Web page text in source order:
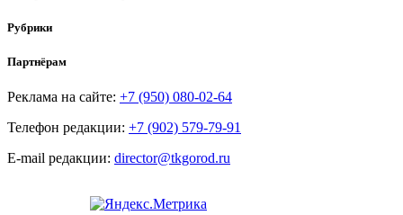
Рубрики
Партнёрам
Реклама на сайте: +7 (950) 080-02-64
Телефон редакции: +7 (902) 579-79-91
E-mail редакции: director@tkgorod.ru